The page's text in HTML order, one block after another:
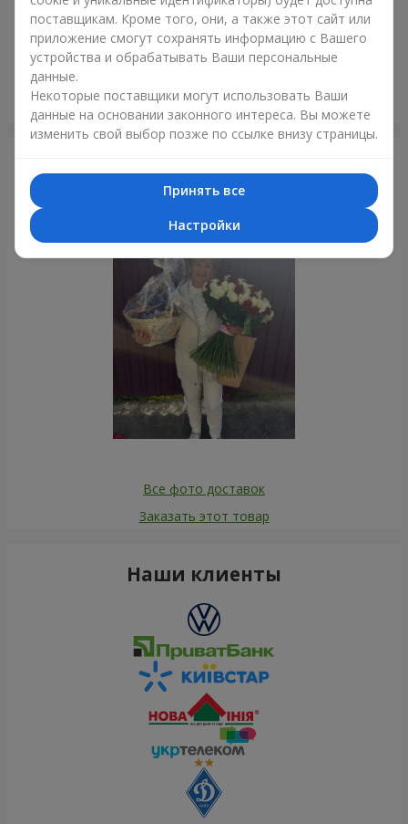
Гигантский бежевый мишка и 25 красных роз
Днепр
Все фото доставок
Заказать этот товар
Наши клиенты
поставщикам. Кроме того, они, а также этот сайт или
приложение смогут сохранять информацию с Вашего
устройства и обрабатывать Ваши персональные
данные.
Некоторые поставщики могут использовать Ваши
данные на основании законного интереса. Вы можете
изменить свой выбор позже по ссылке внизу страницы.
Принять все
Настройки